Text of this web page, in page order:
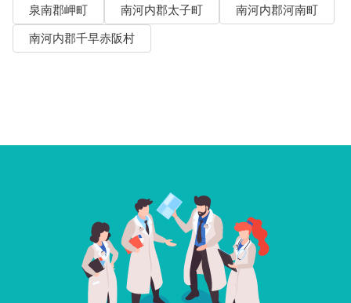
泉南郡岬町
南河内郡太子町
南河内郡河南町
南河内郡千早赤阪村